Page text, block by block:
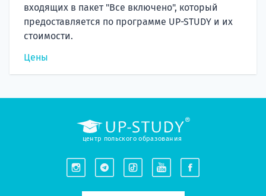
входящих в пакет "Все включено", который
предоставляется по программе UP-STUDY и их
стоимости.
Цены
центр польского образования